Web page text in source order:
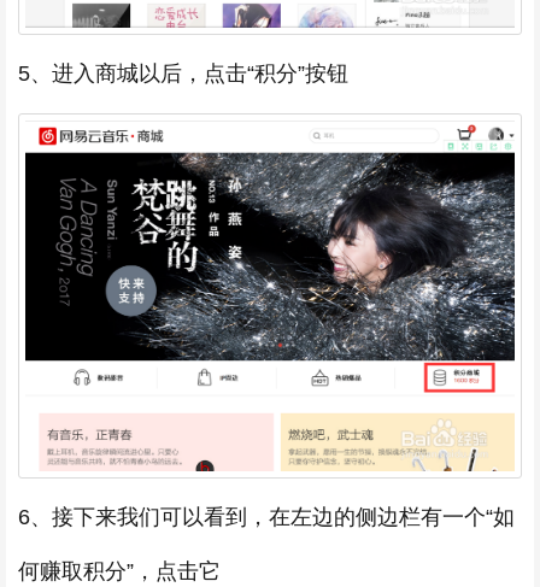
5、进入商城以后，点击“积分”按钮
6、接下来我们可以看到，在左边的侧边栏有一个“如
何赚取积分”，点击它